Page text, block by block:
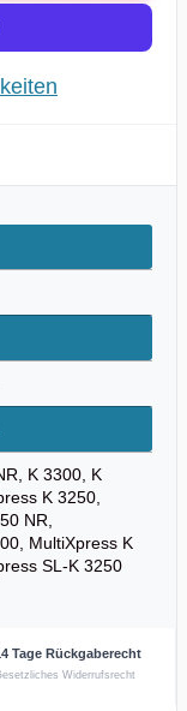
K 3300, K
K 3250,
NR,
MultiXpress K
SL-K 3250
Tage Rückgaberecht
Widerrufsrecht